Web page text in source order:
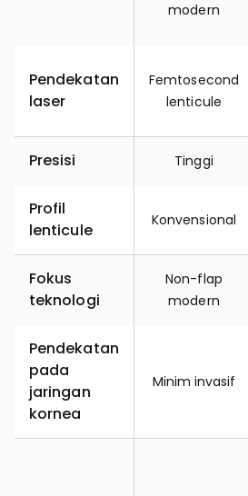
modern
Pendekatan
laser
Femtosecond
lenticule
Presisi Tinggi
Profil
lenticule
Konvensional
Fokus
teknologi
Non-flap
modern
Pendekatan
pada
jaringan
kornea
Minim invasif